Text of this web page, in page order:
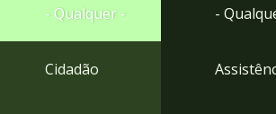
rodapé
- Qualquer -
Cidadão
-